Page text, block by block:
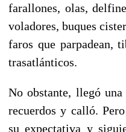
farallones, olas,
voladores, buques
faros que parpadean,
trasatlánticos.
No obstante, llegó
recuerdos y calló.
su expectativa y